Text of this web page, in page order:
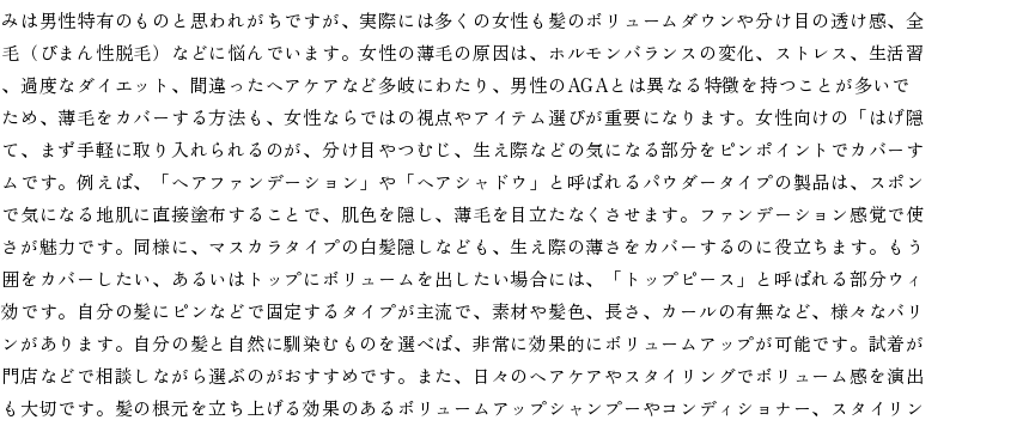
は男性特有のものと思われがちですが、実際には多くの女性も髪のボリュームダウンや分け目の透け感、全
（びまん性脱毛）などに悩んでいます。女性の薄毛の原因は、ホルモンバランスの変化、ストレス、生活習
過度なダイエット、間違ったヘアケアなど多岐にわたり、男性のAGAとは異なる特徴を持つことが多いで
め、薄毛をカバーする方法も、女性ならではの視点やアイテム選びが重要になります。女性向けの「はげ隠
、まず手軽に取り入れられるのが、分け目やつむじ、生え際などの気になる部分をピンポイントでカバーす
です。例えば、「ヘアファンデーション」や「ヘアシャドウ」と呼ばれるパウダータイプの製品は、スポン
気になる地肌に直接塗布することで、肌色を隠し、薄毛を目立たなくさせます。ファンデーション感覚で使
が魅力です。同様に、マスカラタイプの白髪隠しなども、生え際の薄さをカバーするのに役立ちます。もう
をカバーしたい、あるいはトップにボリュームを出したい場合には、「トップピース」と呼ばれる部分ウィ
です。自分の髪にピンなどで固定するタイプが主流で、素材や髪色、長さ、カールの有無など、様々なバリ
があります。自分の髪と自然に馴染むものを選べば、非常に効果的にボリュームアップが可能です。試着が
店などで相談しながら選ぶのがおすすめです。また、日々のヘアケアやスタイリングでボリューム感を演出
大切です。髪の根元を立ち上げる効果のあるボリュームアップシャンプーやコンディショナー、スタイリン